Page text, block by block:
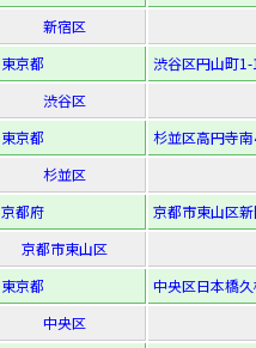
新宿区
東京都
渋谷区円山町
渋谷区
東京都
杉並区高円寺
杉並区
京都府
京都市東山区
京都市東山区
東京都
中央区日本橋
中央区